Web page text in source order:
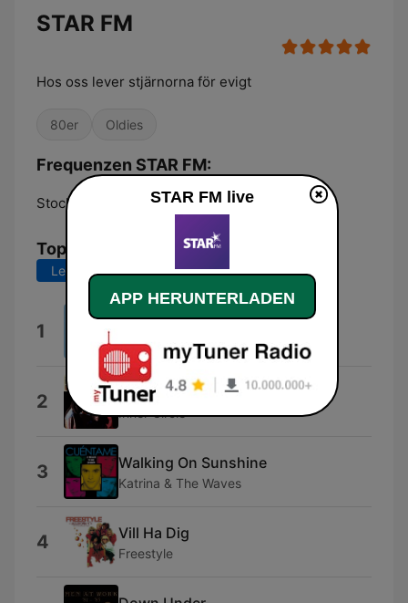
STAR FM
Hos oss lever stjärnorna för evigt
80er Oldies
Frequenzen STAR FM:
Stockholm: 107.1 FM
Top-Songs
Letzte 7 Tage Letzte 30 Tage
1 La Isla Bonita
David Guetta & Madonna
2 Sweat (A la la la la Long)
Inner Circle
3 Walking On Sunshine
Katrina & The Waves
4 Vill Ha Dig
Freestyle
STAR FM live
APP HERUNTERLADEN